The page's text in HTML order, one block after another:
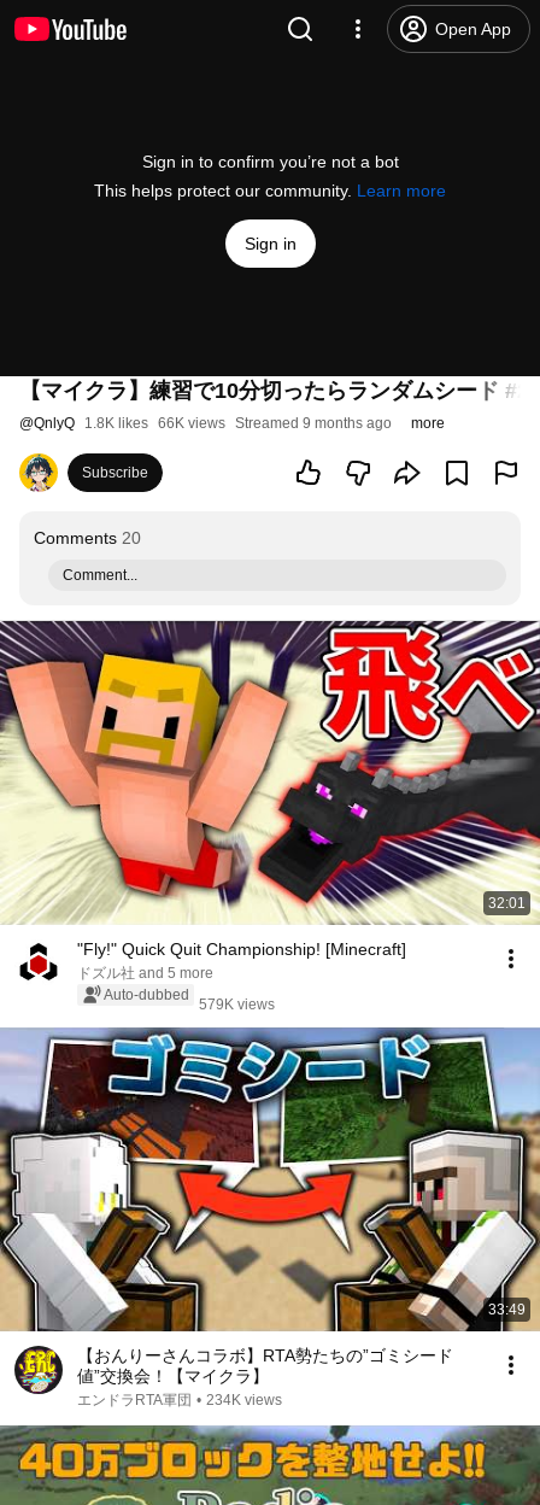
Open App
Sign in to confirm you’re not a bot
This helps protect our community. Learn more
Sign in
【マイクラ】練習で10分切ったらランダムシード
@QnlyQ 1.8K likes 66K views Streamed 9 months ago more
Subscribe
Comments 20
Comment...
32:01
"Fly!" Quick Quit Championship! [Minecraft]
ドズル社 and 5 more
Auto-dubbed
579K views
33:49
【おんりーさんコラボ】RTA勢たちの”ゴミシード
値”交換会！【マイクラ】
エンドラRTA軍団 • 234K views